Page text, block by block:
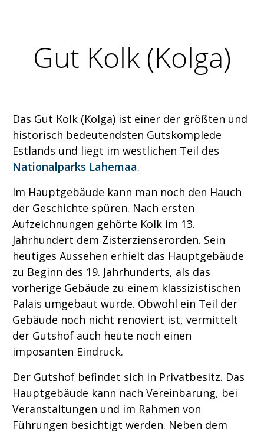
Gut Kolk (Kolga)
Das Gut Kolk (Kolga) ist einer der größten und
historisch bedeutendsten Gutskomplede
Estlands und liegt im westlichen Teil des
Nationalparks Lahemaa.
Im Hauptgebäude kann man noch den Hauch
der Geschichte spüren. Nach ersten
Aufzeichnungen gehörte Kolk im 13.
Jahrhundert dem Zisterzienserorden. Sein
heutiges Aussehen erhielt das Hauptgebäude
zu Beginn des 19. Jahrhunderts, als das
vorherige Gebäude zu einem klassizistischen
Palais umgebaut wurde. Obwohl ein Teil der
Gebäude noch nicht renoviert ist, vermittelt
der Gutshof auch heute noch einen
imposanten Eindruck.
Der Gutshof befindet sich in Privatbesitz. Das
Hauptgebäude kann nach Vereinbarung, bei
Veranstaltungen und im Rahmen von
Führungen besichtigt werden. Neben dem